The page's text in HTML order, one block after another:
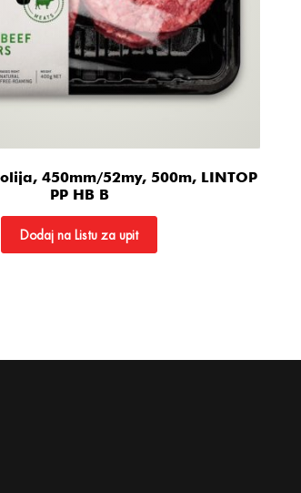
450mm/52my, 500m, LINTOP
PP HB B
Dodaj na Listu za upit